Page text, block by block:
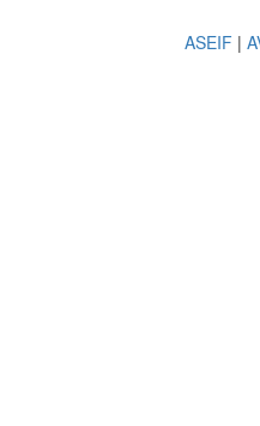
ASEIF |